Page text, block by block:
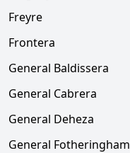
Freyre
Frontera
General Baldissera
General Cabrera
General Deheza
General Fotheringham